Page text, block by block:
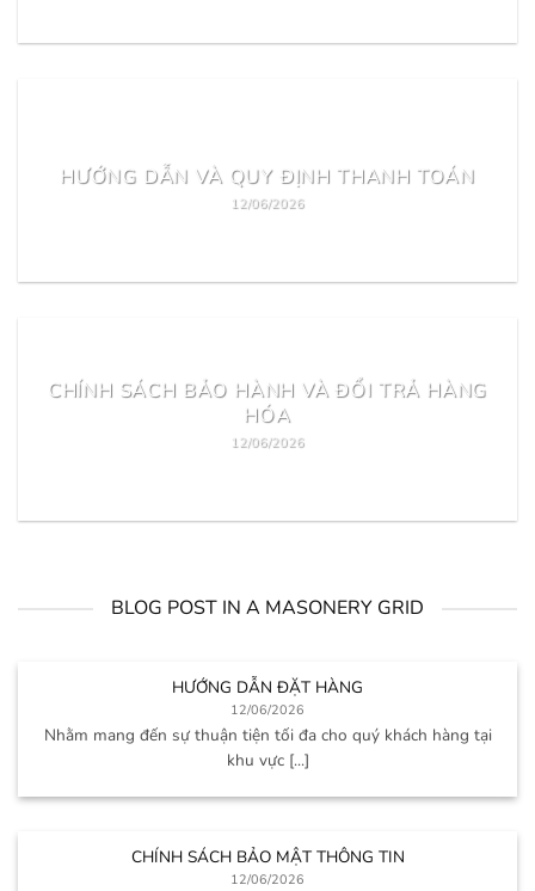
HƯỚNG DẪN VÀ QUY ĐỊNH THANH TOÁN
12/06/2026
CHÍNH SÁCH BẢO HÀNH VÀ ĐỔI TRẢ HÀNG
HÓA
12/06/2026
BLOG POST IN A MASONERY GRID
HƯỚNG DẪN ĐẶT HÀNG
12/06/2026
Nhằm mang đến sự thuận tiện tối đa cho quý khách hàng tại
khu vực [...]
CHÍNH SÁCH BẢO MẬT THÔNG TIN
12/06/2026